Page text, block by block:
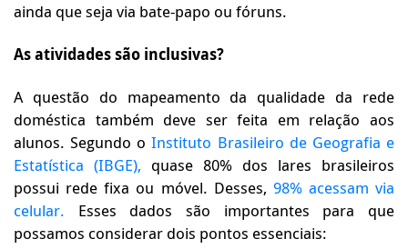
ainda que seja via bate-papo ou fóruns.
As atividades são inclusivas?
A questão do mapeamento da qualidade da rede
doméstica também deve ser feita em relação aos
alunos. Segundo oInstituto Brasileiro de Geografia e
Estatística (IBGE), quase 80% dos lares brasileiros
possui rede fixa ou móvel. Desses, 98% acessam via
celular. Esses dados são importantes para que
possamos considerar dois pontos essenciais: